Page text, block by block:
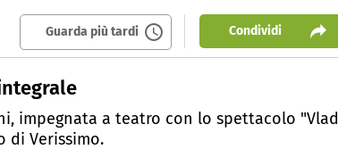
Guarda più tardi Condividi
impegnata a teatro con lo spettacolo "Vlad
di Verissimo.